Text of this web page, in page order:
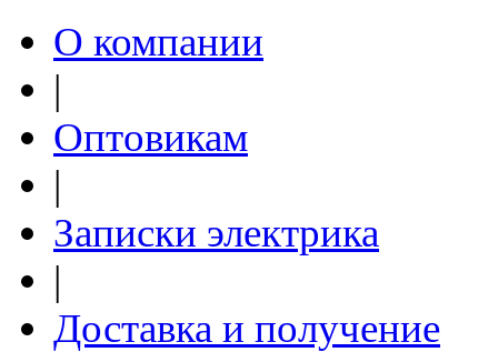
О компании
|
Оптовикам
|
Записки электрика
|
Доставка и получение